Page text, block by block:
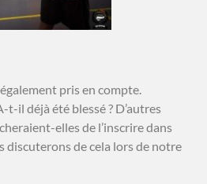
pris en compte.
t-il déjà été blessé ? D’autres
elles de l’inscrire dans
discuterons de cela lors de notre